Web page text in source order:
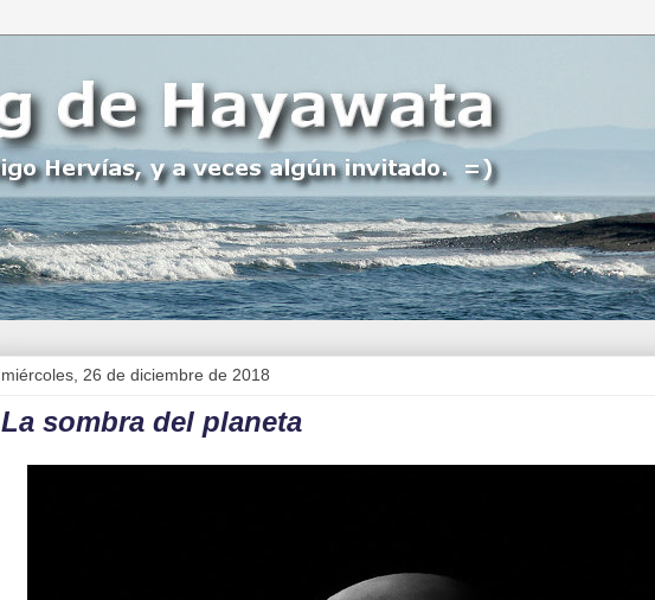
miércoles, 26 de diciembre de 2018
La sombra del planeta